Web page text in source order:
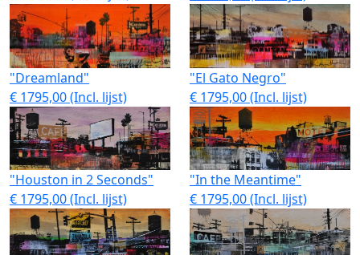
"Dreamland"
€ 1795,00 (Incl. lijst)
"El Gato Negro"
€ 1795,00 (Incl. lijst)
"Houston in 2 Seconds"
€ 1795,00 (Incl. lijst)
"In the Meantime"
€ 1795,00 (Incl. lijst)